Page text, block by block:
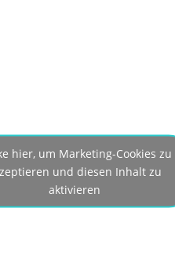
hier, um Marketing-Cookies zu
und diesen Inhalt zu
aktivieren